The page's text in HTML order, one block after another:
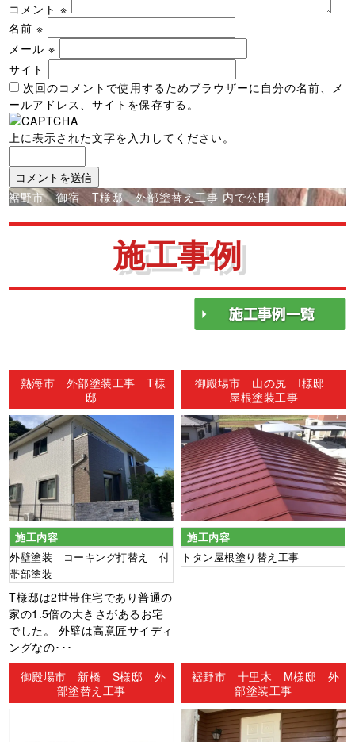
コメント※
名前※
メール※
サイト
次回のコメントで使用するためブラウザーに自分の名前、メ
ールアドレス、サイトを保存する。
上に表示された文字を入力してください。
投
稿
ゲ
ン
裾野市 御宿 T様邸 外部塗替え工事 内で公開
施工事例
熱海市 外部塗装工事 T様
邸
施工内容
外壁塗装 コーキング打替え 付
帯部塗装
T様邸は2世帯住宅であり普通の
家の1.5倍の大きさがあるお宅
でした。 外壁は高意匠サイディ
ングなの･･･
御殿場市 山の尻 I様邸
屋根塗装工事
施工内容
トタン屋根塗り替え工事
御殿場市 新橋 S様邸 外
部塗替え工事
裾野市 十里木 M様邸 外
部塗装工事